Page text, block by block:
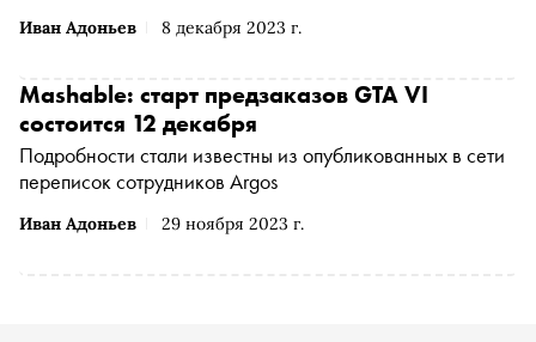
Иван Адоньев 8 декабря 2023 г.
Иван Адоньев 29 ноября 2023 г.
Mashable: старт предзаказов GTA VI
состоится 12 декабря
Подробности стали известны из опубликованных в сети
переписок сотрудников Argos